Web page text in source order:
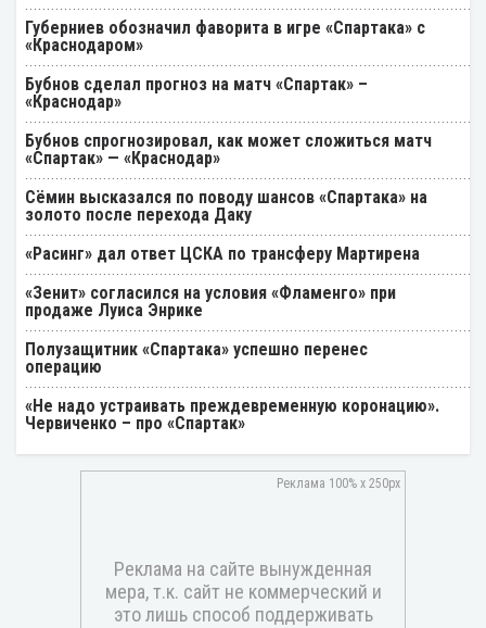
Губерниев обозначил фаворита в игре «Спартака» с
«Краснодаром»
Бубнов сделал прогноз на матч «Спартак» –
«Краснодар»
Бубнов спрогнозировал, как может сложиться матч
«Спартак» — «Краснодар»
Cёмин высказался по поводу шансов «Спартака» на
золото после перехода Даку
«Расинг» дал ответ ЦСКА по трансферу Мартирена
«Зенит» согласился на условия «Фламенго» при
продаже Луиса Энрике
Полузащитник «Спартака» успешно перенес
операцию
«Не надо устраивать преждевременную коронацию».
Червиченко – про «Спартак»